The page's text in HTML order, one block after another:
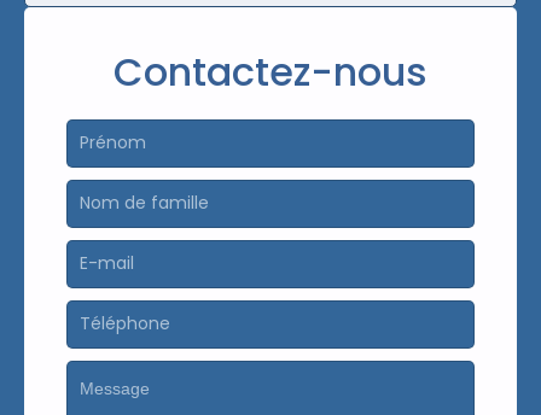
Contactez-nous